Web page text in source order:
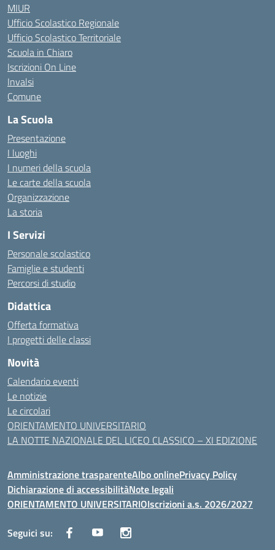
MIUR
Ufficio Scolastico Regionale
Ufficio Scolastico Territoriale
Scuola in Chiaro
Iscrizioni On Line
Invalsi
Comune
La Scuola
Presentazione
I luoghi
I numeri della scuola
Le carte della scuola
Organizzazione
La storia
I Servizi
Personale scolastico
Famiglie e studenti
Percorsi di studio
Didattica
Offerta formativa
I progetti delle classi
Novità
Calendario eventi
Le notizie
Le circolari
ORIENTAMENTO UNIVERSITARIO
LA NOTTE NAZIONALE DEL LICEO CLASSICO – XI EDIZIONE
Amministrazione trasparenteAlbo onlinePrivacy Policy
Dichiarazione di accessibilitàNote legali
ORIENTAMENTO UNIVERSITARIOIscrizioni a.s. 2026/2027
Seguici su: